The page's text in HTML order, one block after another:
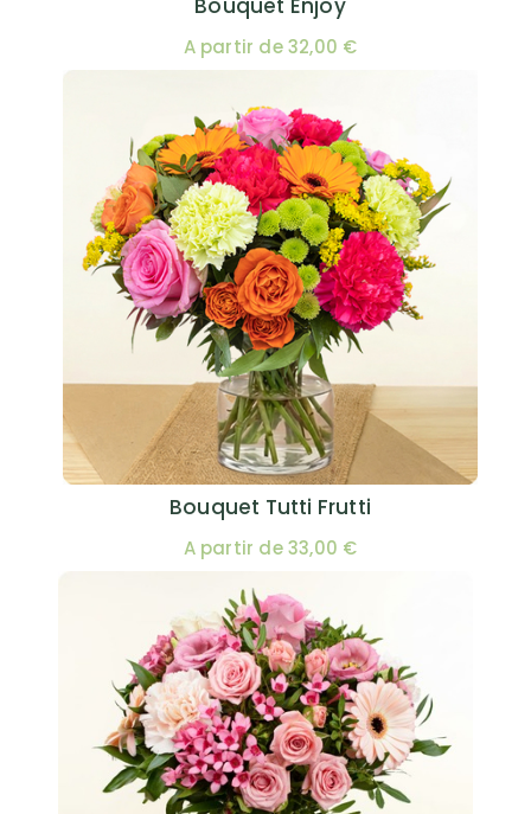
Bouquet Enjoy
A partir de 32,00 €
Bouquet Tutti Frutti
A partir de 33,00 €